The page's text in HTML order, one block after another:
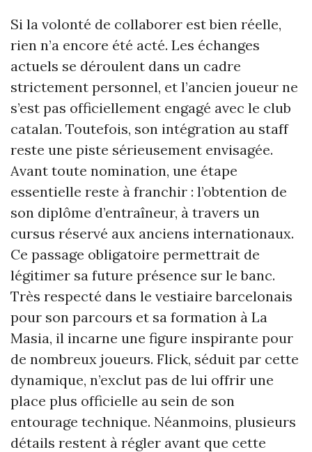
Si la volonté de collaborer est bien réelle,
rien n’a encore été acté. Les échanges
actuels se déroulent dans un cadre
strictement personnel, et l’ancien joueur ne
s’est pas officiellement engagé avec le club
catalan. Toutefois, son intégration au staff
reste une piste sérieusement envisagée.
Avant toute nomination, une étape
essentielle reste à franchir : l’obtention de
son diplôme d’entraîneur, à travers un
cursus réservé aux anciens internationaux.
Ce passage obligatoire permettrait de
légitimer sa future présence sur le banc.
Très respecté dans le vestiaire barcelonais
pour son parcours et sa formation à La
Masia, il incarne une figure inspirante pour
de nombreux joueurs. Flick, séduit par cette
dynamique, n’exclut pas de lui offrir une
place plus officielle au sein de son
entourage technique. Néanmoins, plusieurs
détails restent à régler avant que cette